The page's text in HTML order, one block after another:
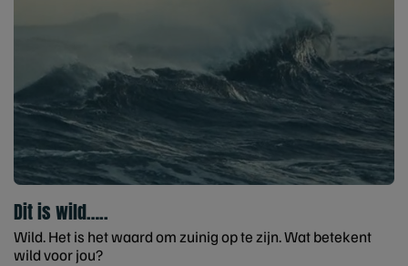
Dit is wild…..
Wild. Het is het waard om zuinig op te zijn. Wat betekent
wild voor jou?